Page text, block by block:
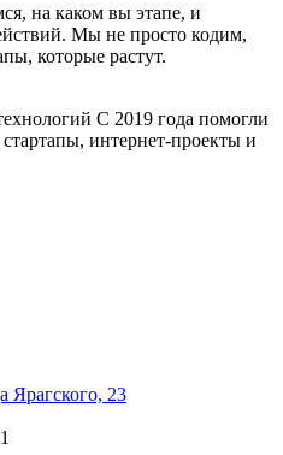
продукт?
на каком вы этапе, и
Мы не просто кодим,
которые растут.
интернет-проекты и